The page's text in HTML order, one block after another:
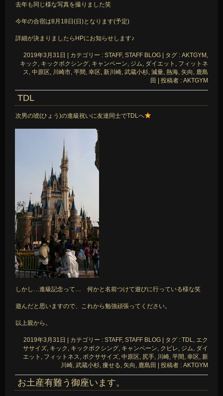
去年も同じ様な写真を撮りました笑
今年の合宿は8月18日(日)となります(予定)
詳細が決まりましたらHPにお知らせします♪
2019年3月31日 カテゴリー : STAFF, STAFF BLOG タグ : AKTGYM ,
キック , キックボクシング, キャンペーン, ジム, ダイエット , フィットネ
ス, 中原区, 川崎市, 平間 , 幸区, 新川崎, 武蔵小杉, 減量, 熱海, 矢向 , 鹿島
田
投稿者 : AKTGYM
TDL
次男の琥(ひょう)の進級祝いに友達同士でTDLへ
しかし…進級記念って… 何かと名前つけて遊びに行っている様な笑
遊んだと思いますので、これから勉強頑張ってください。
以上親から。
2019年3月31日 | カテゴリー : STAFF, STAFF BLOG | タグ : TDL, エク
ササイズ, キック , キックボクシング, キャンペーン, クビレ, ジム, ダイ
エット , フィットネス, ボクササイズ, 中原区, 尻手, 川崎, 平間, 幸区, 新
川崎, 武蔵小杉, 痩せる, 矢向 , 鹿島田 | 投稿者 : AKTGYM
お土産有難う御座います。